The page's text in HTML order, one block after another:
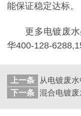
能保证稳定达标。
更多电镀废
华400-128-
上一条
从电镀废
下一条 混合电镀废